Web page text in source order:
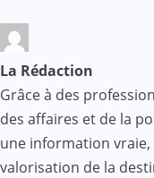
La Rédaction
Grâce à des
des affaires et de la
une information
valorisation de la